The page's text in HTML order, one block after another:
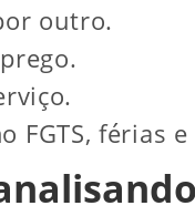
outro.
FGTS, férias e